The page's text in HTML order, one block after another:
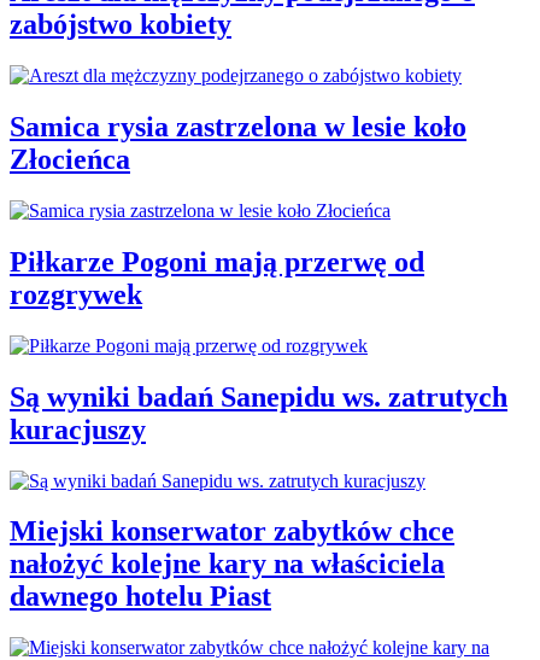
zabójstwo kobiety
Samica rysia zastrzelona w lesie koło
Złocieńca
Piłkarze Pogoni mają przerwę od
rozgrywek
Są wyniki badań Sanepidu ws. zatrutych
kuracjuszy
Miejski konserwator zabytków chce
nałożyć kolejne kary na właściciela
dawnego hotelu Piast